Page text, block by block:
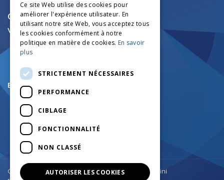
CONTACT
Véhicules chenillés techniques:
+39.0456750126
info@mezzicingolati.com
Settimo di Pescantina (VR)
Enregistré et administrative:
+39.0457545290
+39.0457545742
amministrazione@mezzicingolati.com
Via Cortine N.1 - 37020
Giare di Sant'Anna D'Alfaedo (VR)
Copyright © Costruzioni Meccaniche F.lli Antolini
Ce site Web utilise des cookies pour
améliorer l'expérience utilisateur. En
utilisant notre site Web, vous acceptez tous
les cookies conformément à notre
politique en matière de cookies. En savoir
plus
STRICTEMENT NÉCESSAIRES
PERFORMANCE
CIBLAGE
FONCTIONNALITÉ
NON CLASSÉ
AUTORISER LES COOKIES